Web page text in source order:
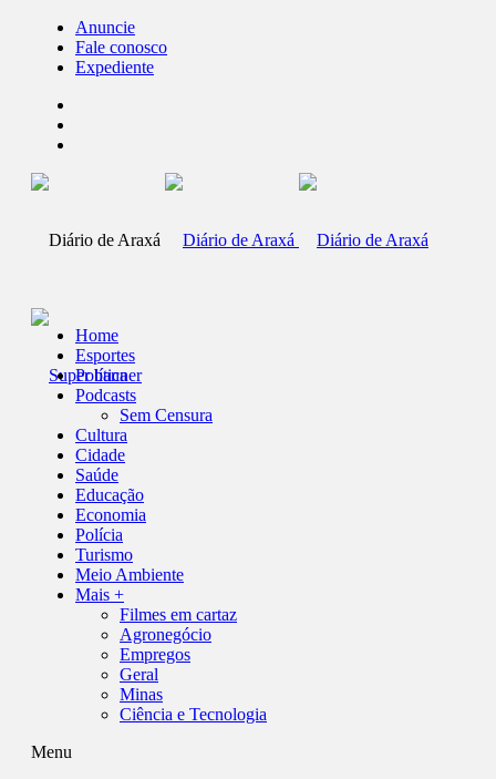
Anuncie
Fale conosco
Expediente
Home
Esportes
Política
Podcasts
Sem Censura
Cultura
Cidade
Saúde
Educação
Economia
Polícia
Turismo
Meio Ambiente
Mais +
Filmes em cartaz
Agronegócio
Empregos
Geral
Minas
Ciência e Tecnologia
Menu